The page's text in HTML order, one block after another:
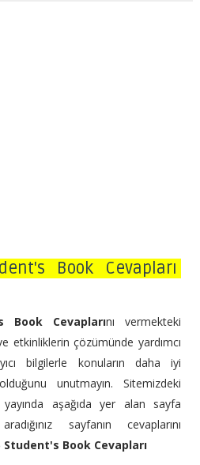
Book Cevapları
Book Cevaplarını vermekteki
etkinliklerin çözümünde yardımcı
bilgilerle konuların daha iyi
unutmayın. Sitemizdeki
aşağıda yer alan sayfa
sayfanın cevaplarını
Book Cevapları